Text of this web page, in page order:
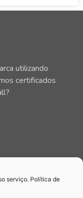
serviço. Política de
utilizando
certificados